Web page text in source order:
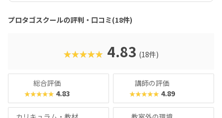
プロタゴスクールの評判・口コミ(18件)
★★★★★ 4.83 (18件)
総合評価
★★★★★ 4.83
講師の評価
★★★★★ 4.89